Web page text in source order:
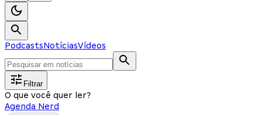
PodcastsNotíciasVídeos
Filtrar
O que você quer ler?
Agenda Nerd